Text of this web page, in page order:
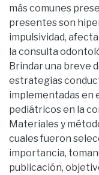
más comunes
presentes son
impulsividad,
la consulta
Brindar una breve
estrategias
implementadas en
pediátricos en la
Materiales y
cuales fueron
importancia,
publicación,